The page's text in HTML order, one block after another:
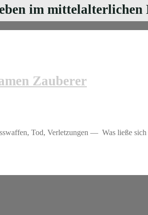
im mittelalterlichen
Zauberer
Tod, Verletzungen — Was ließe sich